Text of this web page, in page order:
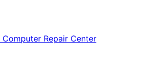
Computer Repair Center